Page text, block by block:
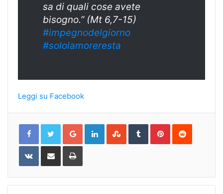
sa di quali cose avete
bisogno.” (Mt 6,7-15)
#impegnodelgiorno
#sololamoreresta
Leggi su Facebook
Google+LinkedInStumbleUpon
TumblrPinterestReddit
VKontakteShare
Email
Print